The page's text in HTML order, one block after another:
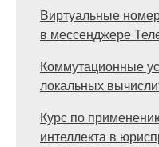
Виртуальные
в мессенджере
Коммутационные
локальных
Курс по
интеллекта в